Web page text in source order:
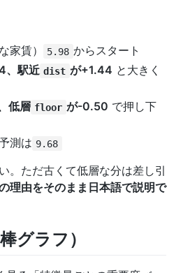
家賃）
5.98 からスタート
、駅近 dist が+1.44 と大きく
低層 floor が-0.50 で押し下
測は 9.68
。ただ古くて低層な分は差し引
理由をそのまま日本語で説明で
グラフ）